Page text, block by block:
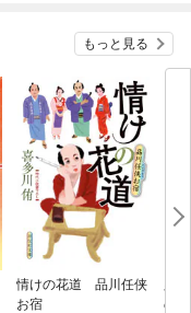
もっと見る
情けの花道 品川任侠
お宿
の